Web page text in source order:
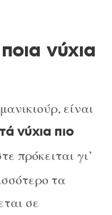
νύχια
είναι
νύχια πιο
πρόκειται γι’
τα
σε